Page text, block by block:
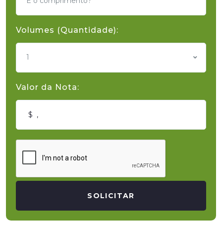
Volumes (Quantidade):
1
Valor da Nota:
SOLICITAR